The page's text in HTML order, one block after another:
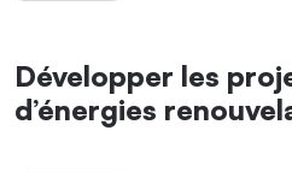
Développer les
d’énergies